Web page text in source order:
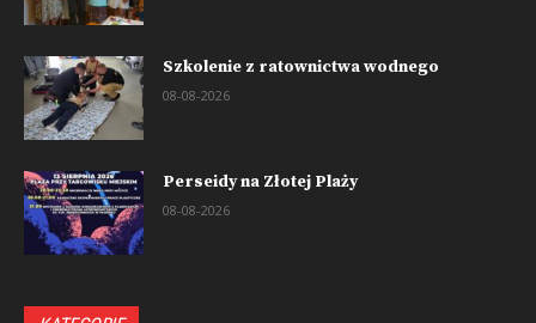
Szkolenie z ratownictwa wodnego
08-08-2026
Perseidy na Złotej Plaży
08-08-2026